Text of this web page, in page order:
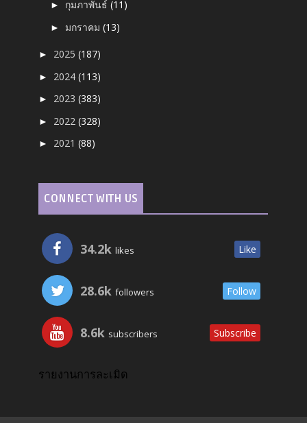
► กุมภาพันธ์(11)
► มกราคม(13)
► 2025(187)
► 2024(113)
► 2023(383)
► 2022(328)
► 2021(88)
CONNECT WITH US
34.2k likes Like
28.6k followers Follow
8.6k subscribers Subscribe
รายงานการละเมิด